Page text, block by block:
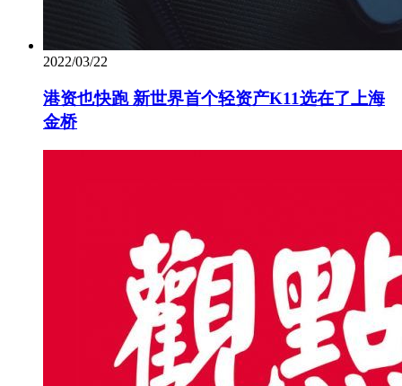
2022/03/22
港资也快跑 新世界首个轻资产K11选在了上海
金桥